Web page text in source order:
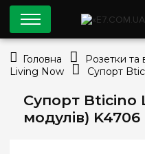
Супорт Bticino
модулів) K4706
Головна Розетки та
Living Now